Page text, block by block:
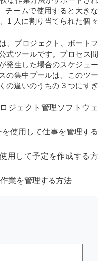
チームで使用すると大きな
1 人に割り当てられた個々
、プロジェクト、ポートフ
式ツールです。プロセス間
発生した場合のスケジュー
の集中プールは、このツー
の違いのうちの 3 つにすぎ
ジェクト管理ソフトウェ
使用して仕事を管理する
用して予定を作成する方
業を管理する方法